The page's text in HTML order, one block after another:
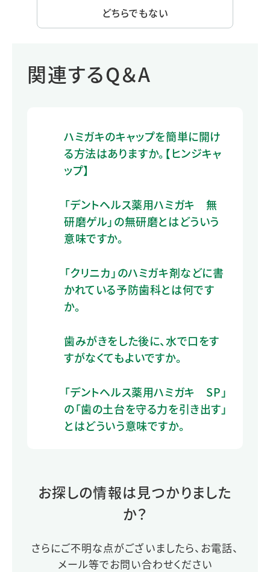
どちらでもない
関連するQ＆A
ハミガキのキャップを簡単に開け
る方法はありますか。【ヒンジキャ
ップ】
「デントヘルス薬用ハミガキ 無
研磨ゲル」の無研磨とはどういう
意味ですか。
「クリニカ」のハミガキ剤などに書
かれている予防歯科とは何です
か。
歯みがきをした後に、水で口をす
すがなくてもよいですか。
「デントヘルス薬用ハミガキ SP」
の「歯の土台を守る力を引き出す」
とはどういう意味ですか。
お探しの情報は見つかりました
か？
さらにご不明な点がございましたら、お電話、
メール等でお問い合わせください